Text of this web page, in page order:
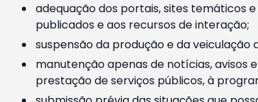
adequação dos portais, sites temáticos
publicados e aos recursos de interação;
suspensão da produção e da
manutenção apenas de notícias, avisos
prestação de serviços públicos, à